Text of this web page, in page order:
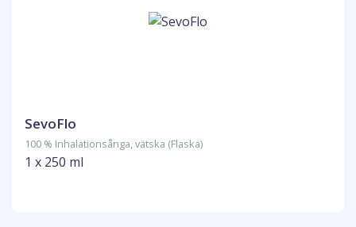
SevoFlo
100 % Inhalationsånga, vätska (Flaska)
1 x 250 ml